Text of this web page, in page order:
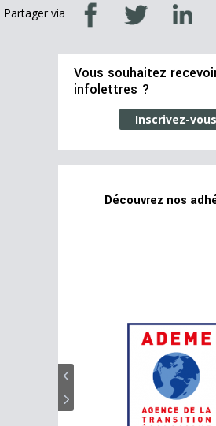
Partager via
Vous souhaitez
infolettres ?
Inscrivez-vous
Découvrez nos